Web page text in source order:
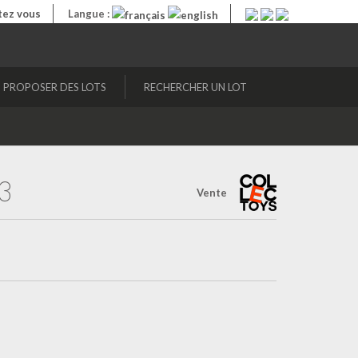
vous Langue :
PROPOSER DES LOTS RECHERCHER UN LOT
Vente